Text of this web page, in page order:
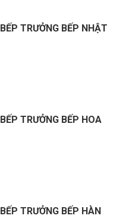
BẾP TRƯỞNG BẾP NHẬT
BẾP TRƯỞNG BẾP HOA
BẾP TRƯỞNG BẾP HÀN